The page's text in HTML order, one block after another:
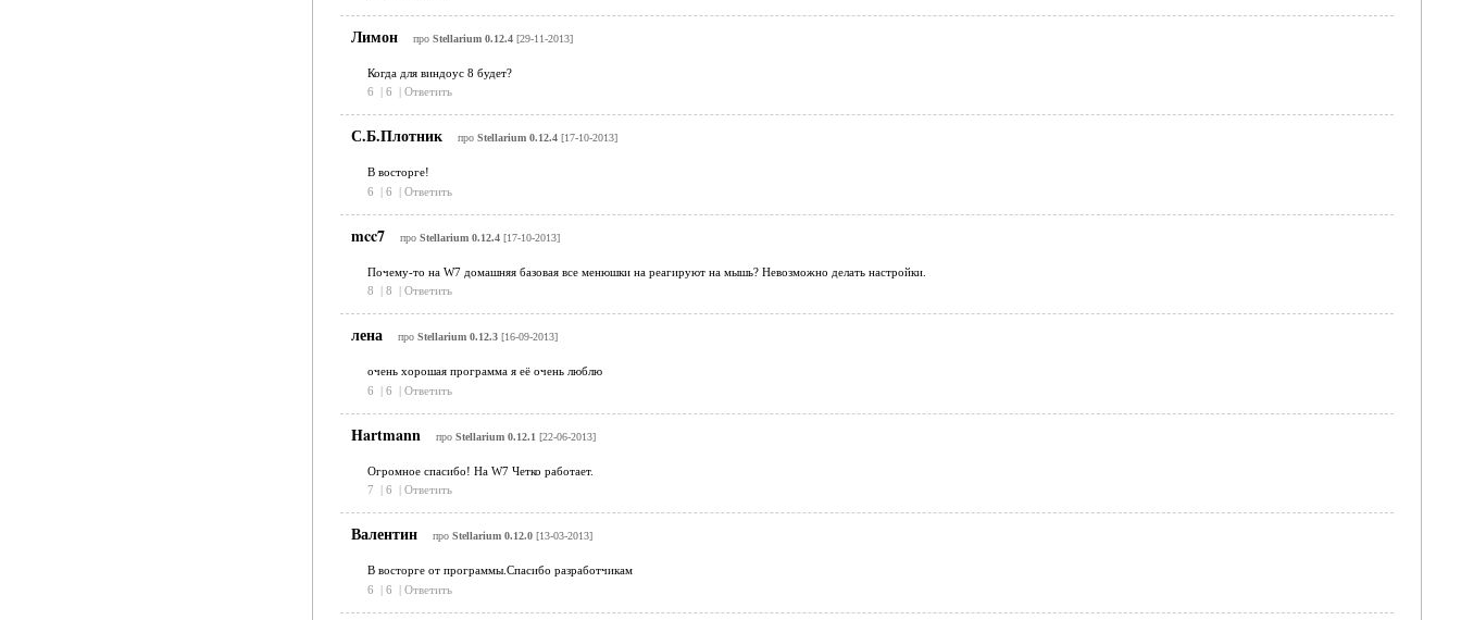
Лимон про Stellarium 0.12.4[29-11-2013]
Когда для виндоус 8 будет?
6
| 6 | Ответить
С.Б.Плотник про Stellarium 0.12.4[17-10-2013]
В восторге!
6
| 6 | Ответить
mcc7 про Stellarium 0.12.4[17-10-2013]
Почему-то на W7 домашняя базовая все менюшки на реагируют на мышь? Невозможно делать настройки.
8
| 8 | Ответить
лена про Stellarium 0.12.3[16-09-2013]
очень хорошая программа я её очень люблю
6
| 6 | Ответить
Hartmann про Stellarium 0.12.1 [22-06-2013]
Огромное спасибо! На W7 Четко работает.
7
| 6 | Ответить
Валентин про Stellarium 0.12.0[13-03-2013]
В восторге от программы.Спасибо разработчикам
6
| 6 | Ответить